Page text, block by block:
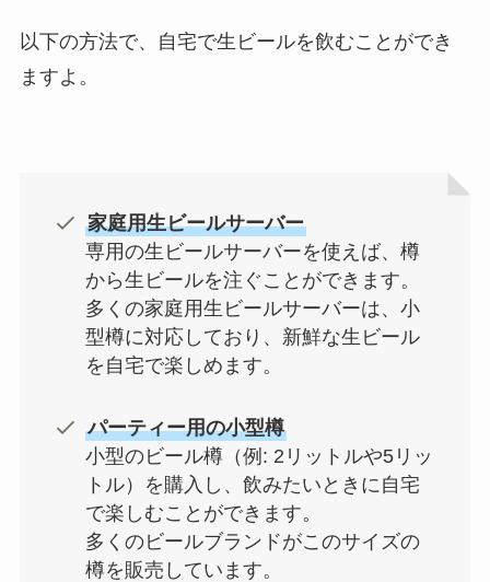
以下の方法で、自宅で生ビールを飲むことができ
ますよ。
家庭用生ビールサーバー
専用の生ビールサーバーを使えば、樽
から生ビールを注ぐことができます。
多くの家庭用生ビールサーバーは、小
型樽に対応しており、新鮮な生ビール
を自宅で楽しめます。
パーティー用の小型樽
小型のビール樽（例: 2リットルや5リッ
トル）を購入し、飲みたいときに自宅
で楽しむことができます。
多くのビールブランドがこのサイズの
樽を販売しています。